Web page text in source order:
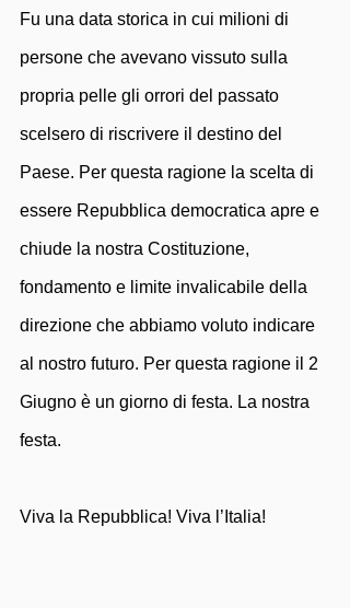
Fu una data storica in cui milioni di
persone che avevano vissuto sulla
propria pelle gli orrori del passato
scelsero di riscrivere il destino del
Paese. Per questa ragione la scelta di
essere Repubblica democratica apre e
chiude la nostra Costituzione,
fondamento e limite invalicabile della
direzione che abbiamo voluto indicare
al nostro futuro. Per questa ragione il 2
Giugno è un giorno di festa. La nostra
festa.
Viva la Repubblica! Viva l’Italia!